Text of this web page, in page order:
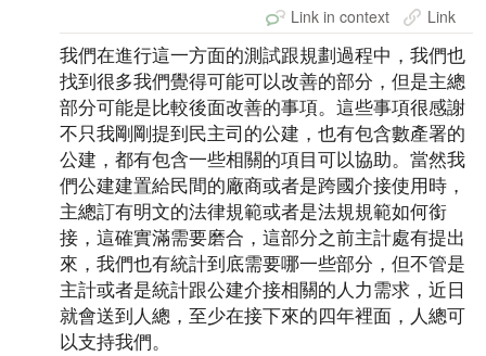
Link in context Link
我們在進行這一方面的測試跟規劃過程中，我們也
找到很多我們覺得可能可以改善的部分，但是主總
部分可能是比較後面改善的事項。這些事項很感謝
不只我剛剛提到民主司的公建，也有包含數產署的
公建，都有包含一些相關的項目可以協助。當然我
們公建建置給民間的廠商或者是跨國介接使用時，
主總訂有明文的法律規範或者是法規規範如何銜
接，這確實滿需要磨合，這部分之前主計處有提出
來，我們也有統計到底需要哪一些部分，但不管是
主計或者是統計跟公建介接相關的人力需求，近日
就會送到人總，至少在接下來的四年裡面，人總可
以支持我們。